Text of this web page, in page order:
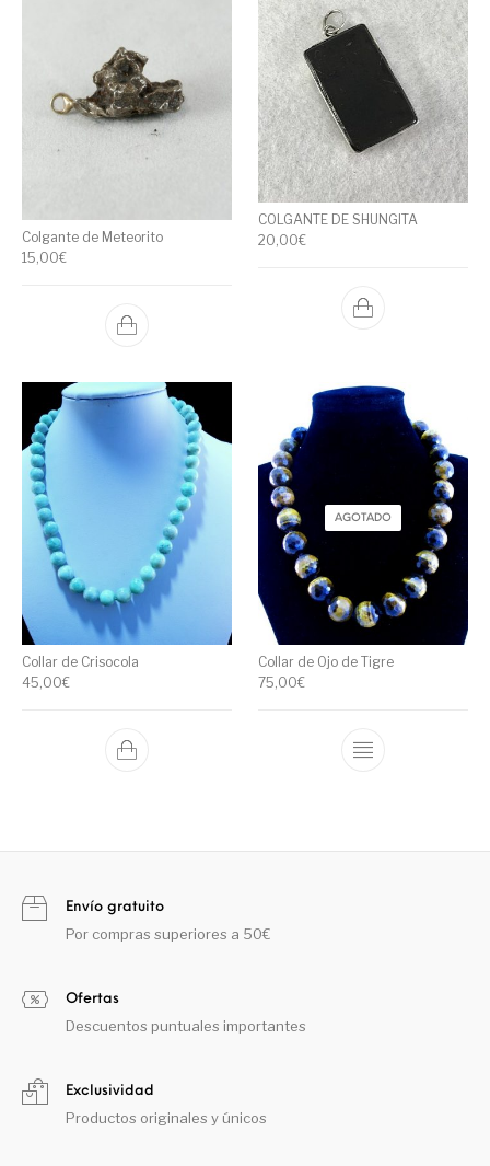
Colgante de Meteorito
15,00€
COLGANTE DE SHUNGITA
20,00€
Collar de Crisocola
45,00€
AGOTADO
Collar de Ojo de Tigre
75,00€
Envío gratuito
Por compras superiores a 50€
Ofertas
Descuentos puntuales importantes
Exclusividad
Productos originales y únicos